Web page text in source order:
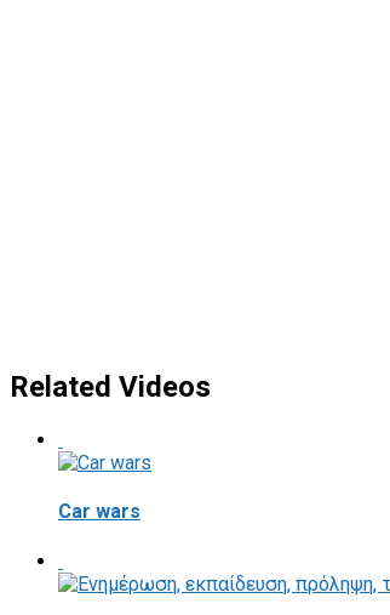
Related Videos
Car wars